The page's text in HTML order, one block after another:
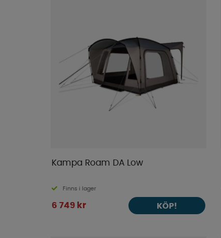
Kampa Roam DA Low
Finns i lager
6 749 kr KÖP!